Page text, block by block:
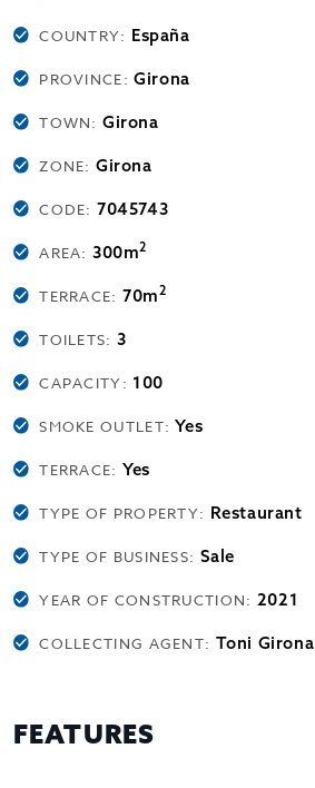
COUNTRY: España
PROVINCE:Girona
TOWN:Girona
ZONE:Girona
CODE:7045743
AREA:300m2
TERRACE: 70m2
TOILETS: 3
CAPACITY: 100
SMOKE OUTLET:Yes
TERRACE: Yes
TYPE OF PROPERTY: Restaurant
TYPE OF BUSINESS: Sale
YEAR OF CONSTRUCTION: 2021
COLLECTING AGENT: Toni Girona
FEATURES